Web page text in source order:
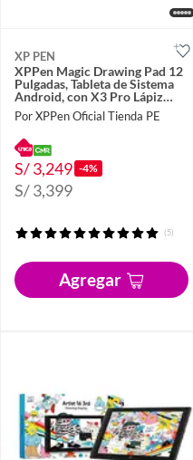
XP PEN
XPPen Magic Drawing Pad 12
Pulgadas, Tableta de Sistema
Android, con X3 Pro Lápiz
16,384 Niveles de Presión
Por XPPen Oficial Tienda PE
S/ 3,249 -4%
S/ 3,399
(5)
Agregar